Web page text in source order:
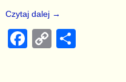
Czytaj dalej →
F
C